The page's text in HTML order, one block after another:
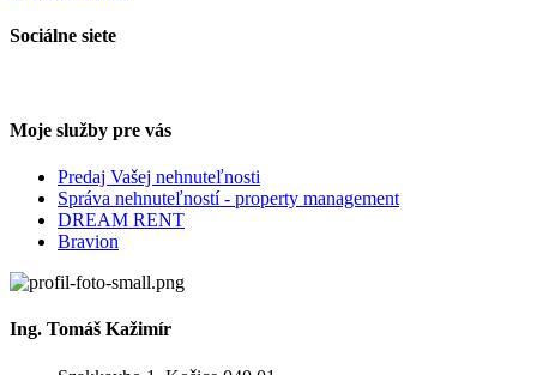
Sociálne siete
Moje služby pre vás
Predaj Vašej nehnuteľnosti
Správa nehnuteľností - property management
DREAM RENT
Bravion
Ing. Tomáš Kažimír